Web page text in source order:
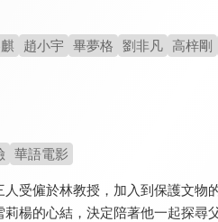
趙小宇 畢夢格 劉非凡 高梓剛
華語電影
受僱於林教授，加入到保護文
楊的心結，決定陪著他一起探